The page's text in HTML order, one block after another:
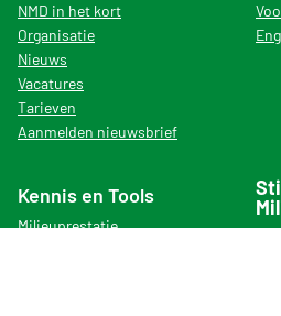
NMD in het kort
Organisatie
Nieuws
Vacatures
Tarieven
Aanmelden nieuwsbrief
Kennis en Tools
Milieuprestatie